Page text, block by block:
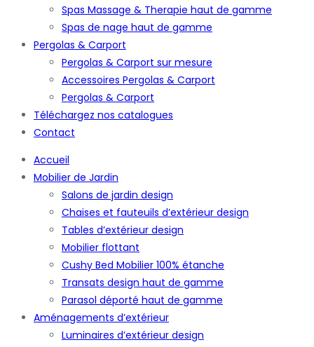
Spas Massage & Therapie haut de gamme
Spas de nage haut de gamme
Pergolas & Carport
Pergolas & Carport sur mesure
Accessoires Pergolas & Carport
Pergolas & Carport
Téléchargez nos catalogues
Contact
Accueil
Mobilier de Jardin
Salons de jardin design
Chaises et fauteuils d’extérieur design
Tables d’extérieur design
Mobilier flottant
Cushy Bed Mobilier 100% étanche
Transats design haut de gamme
Parasol déporté haut de gamme
Aménagements d’extérieur
Luminaires d’extérieur design